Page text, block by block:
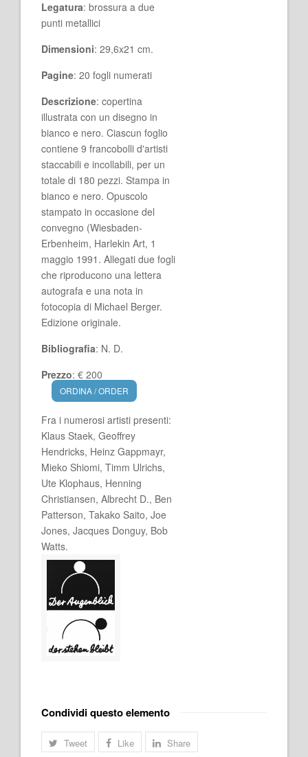
Legatura: brossura a due
punti metallici
Dimensioni: 29,6x21 cm.
Pagine: 20 fogli numerati
Descrizione: copertina
illustrata con un disegno in
bianco e nero. Ciascun foglio
contiene 9 francobolli d'artisti
staccabili e incollabili, per un
totale di 180 pezzi. Stampa in
bianco e nero. Opuscolo
stampato in occasione del
convegno (Wiesbaden-
Erbenheim, Harlekin Art, 1
maggio 1991. Allegati due fogli
che riproducono una lettera
autografa e una nota in
fotocopia di Michael Berger.
Edizione originale.
Bibliografia: N. D.
Prezzo: € 200
ORDINA / ORDER
Fra i numerosi artisti presenti:
Klaus Staek, Geoffrey
Hendricks, Heinz Gappmayr,
Mieko Shiomi, Timm Ulrichs,
Ute Klophaus, Henning
Christiansen, Albrecht D., Ben
Patterson, Takako Saito, Joe
Jones, Jacques Donguy, Bob
Watts.
Condividi questo elemento
Tweet Like Share